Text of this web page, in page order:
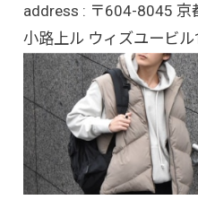
address : 〒604-8045 京
小路上ル ウィズユービル